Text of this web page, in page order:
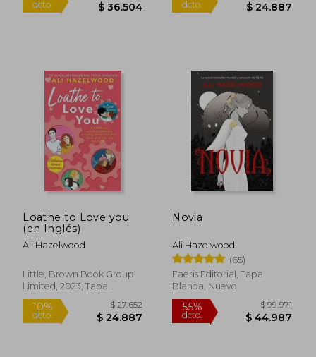
10%
dcto. $ 27.378
Loathe to Love you
(en Inglés)
Ali Hazelwood
Little, Brown Book Group
Limited, 2023, Tapa
Blanda, Nuevo
Novia
Ali Hazelwood
(65)
Faeris Editorial, Tapa
Blanda, Nuevo